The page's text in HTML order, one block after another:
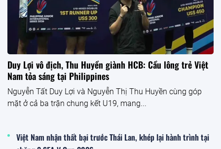
Duy Lợi vô địch, Thu Huyền giành HCB: Cầu lông trẻ Việt
Nam tỏa sáng tại Philippines
Nguyễn Tất Duy Lợi và Nguyễn Thị Thu Huyền cùng góp
mặt ở cả ba trận chung kết U19, mang...
Việt Nam nhận thất bại trước Thái Lan, khép lại hành trình tại